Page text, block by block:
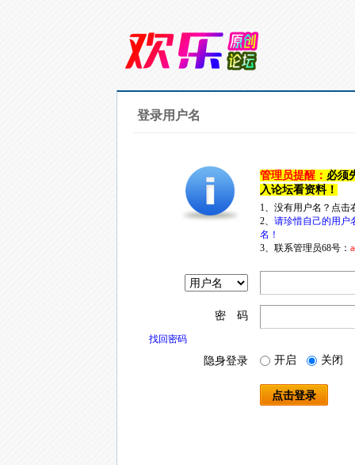
登录用户名
管理员提醒： 必须
入论坛看资料！
1、没有用户名？点
2、 请珍惜自己的用户
名！
3、联系管理员68号：
密 码
找回密码
隐身登录 开启 关闭
点击登录